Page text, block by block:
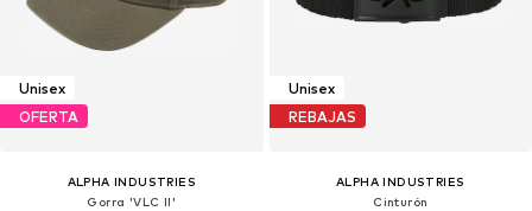
Unisex
OFERTA
ALPHA INDUSTRIES
Gorra 'VLC II'
Unisex
REBAJAS
ALPHA INDUSTRIES
Cinturón